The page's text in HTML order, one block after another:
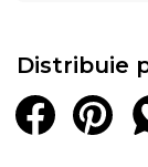
Distribuie